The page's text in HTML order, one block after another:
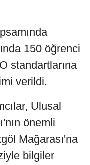
150 öğrenci
standartlarına
verildi.
Ulusal
önemli
Mağarası'na
bilgiler